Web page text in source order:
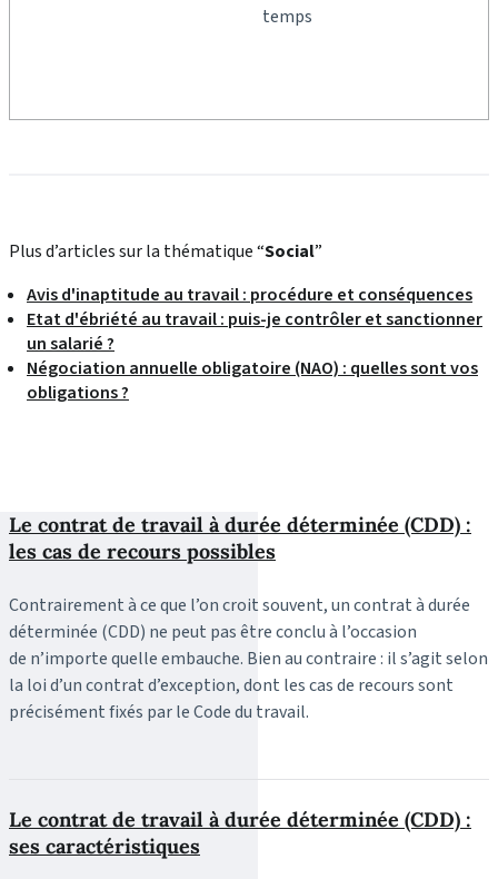
temps
Plus d’articles sur la thématique “Social”
Avis d'inaptitude au travail : procédure et conséquences
Etat d'ébriété au travail : puis-je contrôler et sanctionner
un salarié ?
Négociation annuelle obligatoire (NAO) : quelles sont vos
obligations ?
Le contrat de travail à durée déterminée (CDD) :
les cas de recours possibles
Contrairement à ce que l’on croit souvent, un contrat à durée
déterminée (CDD) ne peut pas être conclu à l’occasion
de n’importe quelle embauche. Bien au contraire : il s’agit selon
la loi d’un contrat d’exception, dont les cas de recours sont
précisément fixés par le Code du travail.
Le contrat de travail à durée déterminée (CDD) :
ses caractéristiques